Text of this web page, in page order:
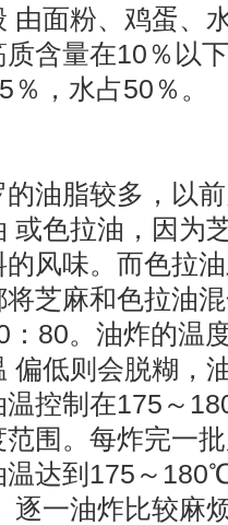
由面粉、鸡蛋、
含量在10％以
，水占50％。
脂较多，以前
或色拉油，因为
风味。而色拉
芝麻和色拉油
：80。油炸的温
偏低则会脱糊，
控制在175～
围。每炸完一
温达到175～
逐一油炸比较麻